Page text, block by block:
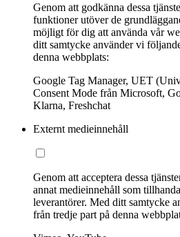
Genom att godkänna dessa
funktioner utöver de
möjligt för dig att använda vår
ditt samtycke använder vi
denna webbplats:
Google Tag Manager, UET
Consent Mode från Microsoft,
Klarna, Freshchat
Externt medieinnehåll
Genom att acceptera dessa
annat medieinnehåll som
leverantörer. Med ditt samtycke
från tredje part på denna